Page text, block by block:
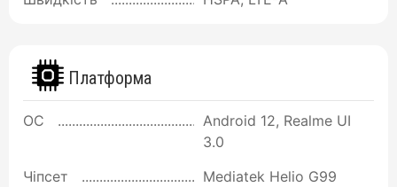
Платформа
ОС
Android 12, Realme UI
3.0
Чіпсет
Mediatek Helio G99